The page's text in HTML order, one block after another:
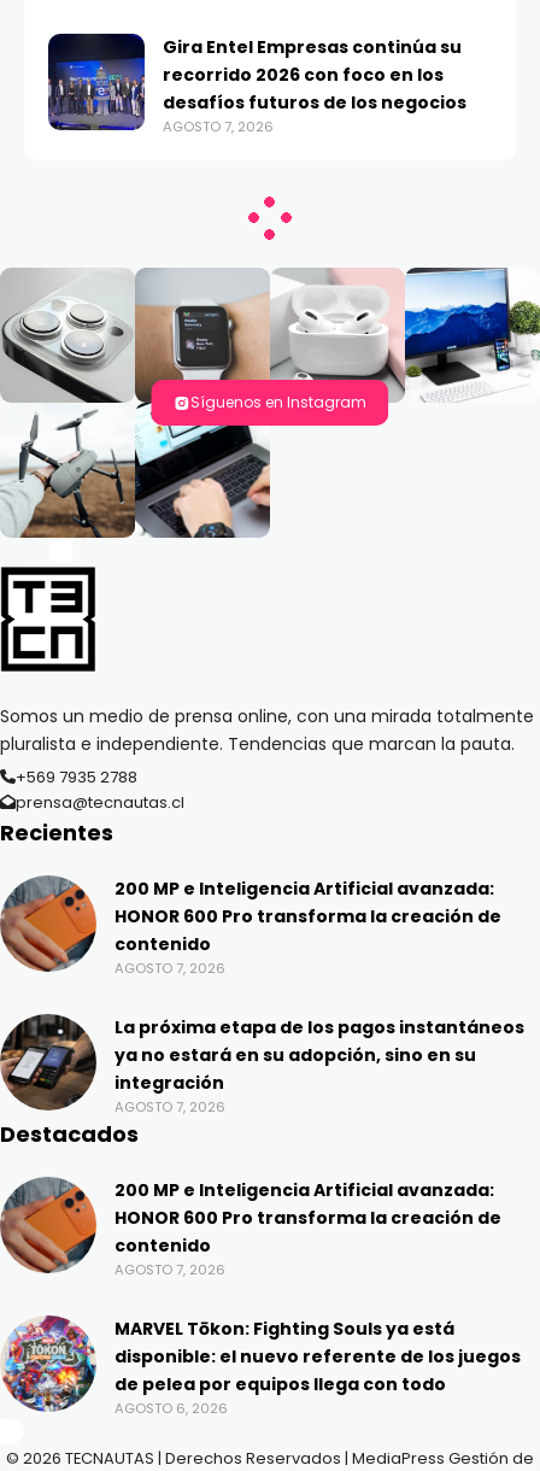
Gira Entel Empresas continúa su
recorrido 2026 con foco en los
desafíos futuros de los negocios
AGOSTO 7, 2026
Síguenos en Instagram
Somos un medio de prensa online, con una mirada totalmente
pluralista e independiente. Tendencias que marcan la pauta.
+569 7935 2788
prensa@tecnautas.cl
Recientes
200 MP e Inteligencia Artificial avanzada:
HONOR 600 Pro transforma la creación de
contenido
AGOSTO 7, 2026
La próxima etapa de los pagos instantáneos
ya no estará en su adopción, sino en su
integración
AGOSTO 7, 2026
Destacados
200 MP e Inteligencia Artificial avanzada:
HONOR 600 Pro transforma la creación de
contenido
AGOSTO 7, 2026
MARVEL Tōkon: Fighting Souls ya está
disponible: el nuevo referente de los juegos
de pelea por equipos llega con todo
AGOSTO 6, 2026
© 2026 TECNAUTAS | Derechos Reservados | MediaPress Gestión de